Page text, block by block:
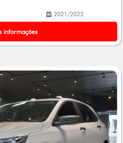
2021/2022
informações